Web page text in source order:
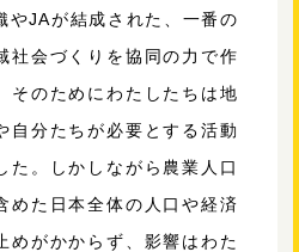
JAが結成された、一番の
社会づくりを協同の力で作
そのためにわたしたちは地
自分たちが必要とする活動
た。しかしながら農業人口
めた日本全体の人口や経済
めがかからず、影響はわた